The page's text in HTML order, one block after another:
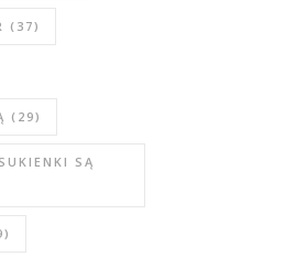
(37)
(29)
SĄ